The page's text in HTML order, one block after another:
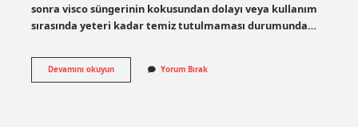
sonra visco süngerinin kokusundan dolayı veya kullanım
sırasında yeteri kadar temiz tutulmaması durumunda…
Devamını okuyunVisco
Yastık
Yorum Bırak